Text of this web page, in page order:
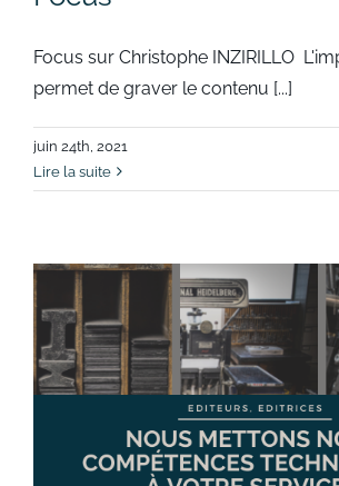
Focus sur Christophe INZIRILLO
permet de graver le contenu [...]
juin 24th, 2021
Lire la suite